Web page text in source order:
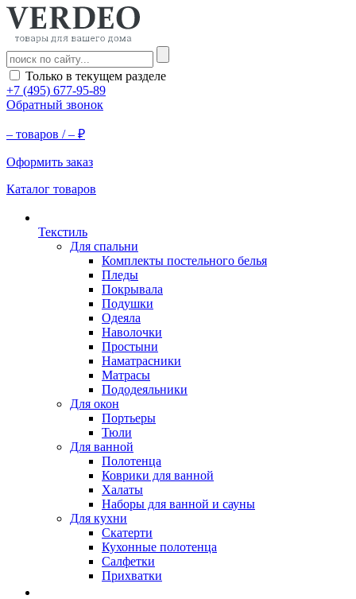
Только в текущем разделе
+7 (495) 677-95-89
Обратный звонок
– товаров /– ₽
Оформить заказ
Каталог товаров
Текстиль
Для спальни
Комплекты постельного белья
Пледы
Покрывала
Подушки
Одеяла
Наволочки
Простыни
Наматрасники
Матрасы
Пододеяльники
Для окон
Портьеры
Тюли
Для ванной
Полотенца
Коврики для ванной
Халаты
Наборы для ванной и сауны
Для кухни
Скатерти
Кухонные полотенца
Салфетки
Прихватки